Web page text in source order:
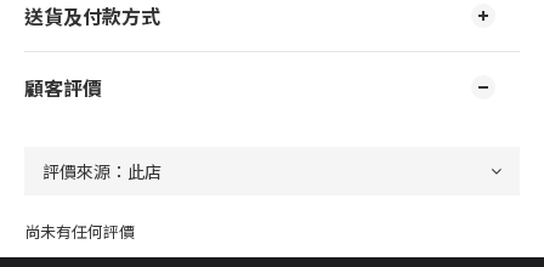
送貨及付款方式
顧客評價
尚未有任何評價